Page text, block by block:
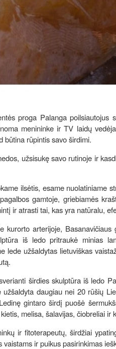
proga Palanga poilsiautojus
menininke ir TV laidų
būtina rūpintis savo širdimi.
užsisukę savo rutinoje ir
ilsėtis, esame nuolatiniame
gamtoje, griebiamės
ir atrasti tai, kas yra natūralu,
kurorto arterijoje,
iš ledo pritraukė minias
lede užšaldytas lietuviškas
širdies skulptūra iš ledo
užšaldyta daugiau nei 20 rūšių
gintaro širdį puošė
melisa, šalavijas, čiobreliai ir
ir fitoterapeutų, širdžiai
vaistams ir puikus pasirinkimas